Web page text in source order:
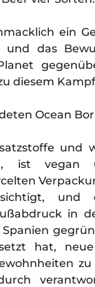
ein
und das
diesem
Ocean
und
ist
und
in
hat,